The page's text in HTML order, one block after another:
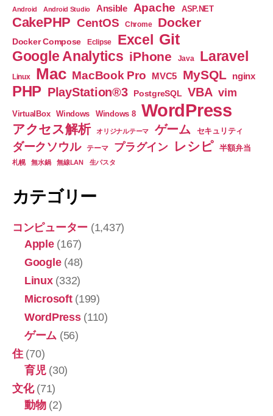
Android Android Studio Ansible Apache ASP.NET
CakePHP CentOS Chrome Docker
Docker Compose Eclipse Excel Git
Google Analytics iPhone Java Laravel
Linux Mac MacBook Pro MVC5 MySQL nginx
PHP PlayStation®3 PostgreSQL VBA vim
VirtualBox Windows Windows 8 WordPress
アクセス解析 オリジナルテーマ ゲーム セキュリティ
ダークソウル テーマ プラグイン レシピ 半額弁当
札幌 無水鍋 無線LAN 生パスタ
カテゴリー
コンピューター (1,437)
Apple(167)
Google(48)
Linux(332)
Microsoft(199)
WordPress(110)
ゲーム (56)
住(70)
育児(30)
文化(71)
動物(2)